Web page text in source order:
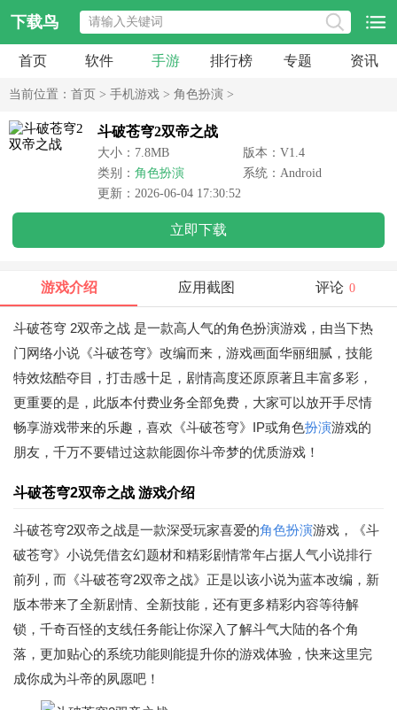
下载鸟
首页 软件 手游 排行榜 专题 资讯
当前位置： 首页 > 手机游戏 > 角色扮演 >
斗破苍穹2双帝之战
大小：7.8MB
版本：V1.4
类别： 角色扮演
系统：Android
更新：2026-06-04 17:30:52
立即下载
游戏介绍 应用截图 评论 0
斗破苍穹 2双帝之战 是一款高人气的角色扮演游戏，由当下热
门网络小说《斗破苍穹》改编而来，游戏画面华丽细腻，技能
特效炫酷夺目，打击感十足，剧情高度还原原著且丰富多彩，
更重要的是，此版本付费业务全部免费，大家可以放开手尽情
畅享游戏带来的乐趣，喜欢《斗破苍穹》IP或角色扮演游戏的
朋友，千万不要错过这款能圆你斗帝梦的优质游戏！
斗破苍穹2双帝之战 游戏介绍
斗破苍穹2双帝之战是一款深受玩家喜爱的角色扮演游戏，《斗
破苍穹》小说凭借玄幻题材和精彩剧情常年占据人气小说排行
前列，而《斗破苍穹2双帝之战》正是以该小说为蓝本改编，新
版本带来了全新剧情、全新技能，还有更多精彩内容等待解
锁，千奇百怪的支线任务能让你深入了解斗气大陆的各个角
落，更加贴心的系统功能则能提升你的游戏体验，快来这里完
成你成为斗帝的夙愿吧！